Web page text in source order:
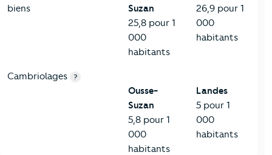
biens
Suzan
25,8 pour 1
000
habitants
26,9 pour 1
000
habitants
Cambriolages ?
Ousse-
Suzan
5,8 pour 1
000
habitants
Landes
5 pour 1
000
habitants